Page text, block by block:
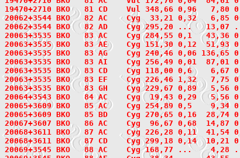
19470+2710 BKO   81 CD    Vul 348,66 0,96   7,80
20062+3544 BKO   82 AC    Cyg  33,21 0,32   6,85
20062+3544 BKO   82 AD    Cyg 295,20 ...
20063+3535 BKO   83 AC    Cyg 284,55 0,1   43,36
20063+3535 BKO   83 AE    Cyg 151,30 0,12
20063+3535 BKO   83 AG    Cyg 240,46 0,06
20063+3535 BKO   83 AI    Cyg 256,49 0,01  87,01
20063+3535 BKO   83 CD    Cyg 118,00 0,6    6,67
20063+3535 BKO   83 EF    Cyg 226,46 1,32
20063+3535 BKO   83 GH    Cyg 229,67 0,89   5,56
20064+3543 BKO   84 AC    Cyg  19,43 0,29   5,56
20065+3609 BKO   85 AC    Cyg 254,89 0,5    9,34
20065+3609 BKO   85 BD    Cyg 270,65 0,16  28,74
20067+3607 BKO   86 AC    Cyg  96,67 0,68  14,87
20068+3611 BKO   87 AC    Cyg 226,28 0,11  41,54
20068+3611 BKO   87 CD    Cyg 299,18 0,14  10,21
20069+3545 BKO   88 AC    Cyg 168,77 ...    4,28